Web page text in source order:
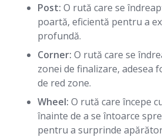
Post: O rută care se
poartă, eficientă pentru a
profundă.
Corner: O rută care se
zonei de finalizare, adesea
de red zone.
Wheel: O rută care începe
înainte de a se întoarce
pentru a surprinde